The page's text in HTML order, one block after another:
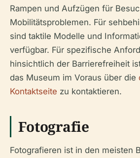
Rampen und Aufzügen für
Mobilitätsproblemen. Für
sind taktile Modelle und
verfügbar. Für spezifische
hinsichtlich der Barrierefreiheit
das Museum im Voraus über die
Kontaktseite zu kontaktieren.
Fotografie
Fotografieren ist in den meisten